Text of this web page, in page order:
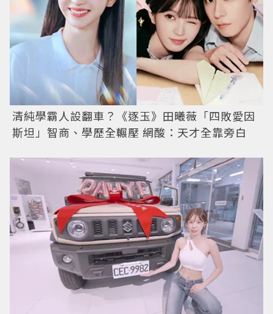
清純學霸人設翻車？《逐玉》田曦薇「四敗愛因
斯坦」智商、學歷全輾壓 網酸：天才全靠旁白